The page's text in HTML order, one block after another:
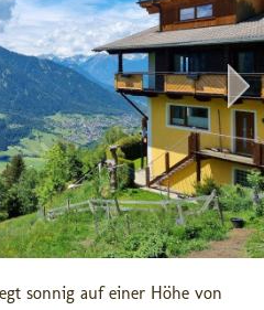
sonnig auf einer Höhe von